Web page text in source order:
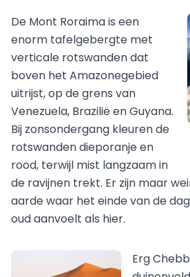
De Mont Roraima is een
enorm tafelgebergte met
verticale rotswanden dat
boven het Amazonegebied
uitrijst, op de grens van
Venezuela, Brazilië en Guyana.
Bij zonsondergang kleuren de
rotswanden dieporanje en
rood, terwijl mist langzaam in
de ravijnen trekt. Er zijn maar
aarde waar het einde van de
oud aanvoelt als hier.
Erg